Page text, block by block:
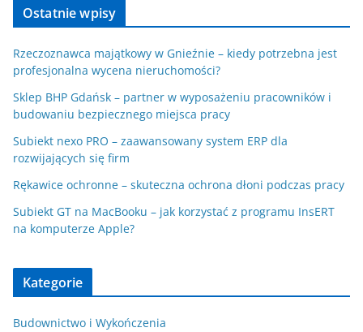
Ostatnie wpisy
Rzeczoznawca majątkowy w Gnieźnie – kiedy potrzebna jest
profesjonalna wycena nieruchomości?
Sklep BHP Gdańsk – partner w wyposażeniu pracowników i
budowaniu bezpiecznego miejsca pracy
Subiekt nexo PRO – zaawansowany system ERP dla
rozwijających się firm
Rękawice ochronne – skuteczna ochrona dłoni podczas pracy
Subiekt GT na MacBooku – jak korzystać z programu InsERT
na komputerze Apple?
Kategorie
Budownictwo i Wykończenia